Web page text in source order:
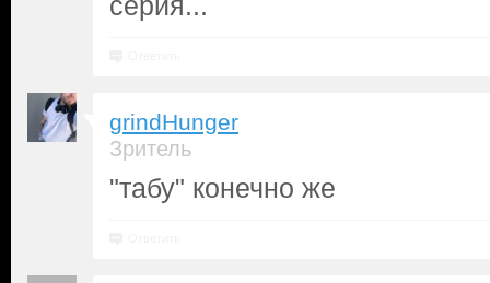
grindHunger
Зритель
"табу" конечно же